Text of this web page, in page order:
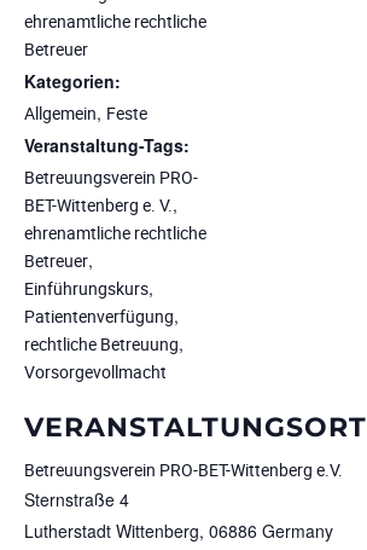
ehrenamtliche rechtliche
Betreuer
Kategorien:
Allgemein, Feste
Veranstaltung-Tags:
Betreuungsverein PRO-
BET-Wittenberg e. V.,
ehrenamtliche rechtliche
Betreuer,
Einführungskurs,
Patientenverfügung,
rechtliche Betreuung,
Vorsorgevollmacht
VERANSTALTUNGSORT
Betreuungsverein PRO-BET-Wittenberg e.V.
Sternstraße 4
Lutherstadt Wittenberg, 06886 Germany